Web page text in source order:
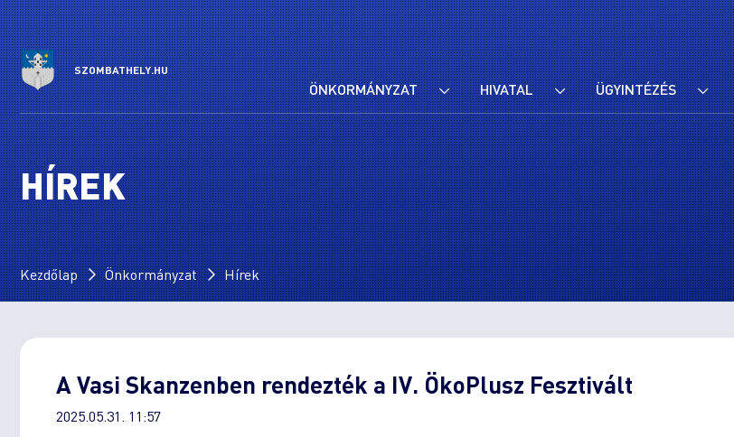
SZOMBATHELY.HU
ÖNKORMÁNYZAT HIVATAL ÜGYINTÉZÉS
HÍREK
Kezdőlap Önkormányzat Hírek
A Vasi Skanzenben rendezték a IV. ÖkoPlusz Fesztivált
2025.05.31. 11:57